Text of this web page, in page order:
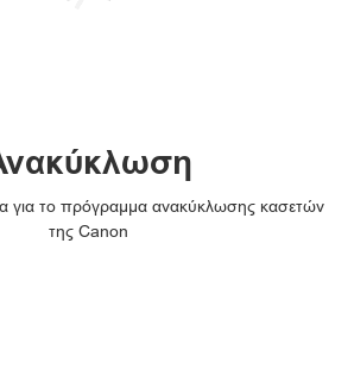
για το πρόγραμμα ανακύκλωσης κασετών
της Canon